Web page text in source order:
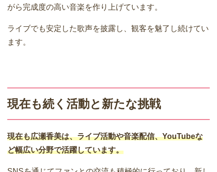
がら完成度の高い音楽を作り上げています。
ライブでも安定した歌声を披露し、観客を魅了し続けてい
ます。
現在も続く活動と新たな挑戦
現在も広瀬香美は、ライブ活動や音楽配信、YouTubeな
ど幅広い分野で活躍しています。